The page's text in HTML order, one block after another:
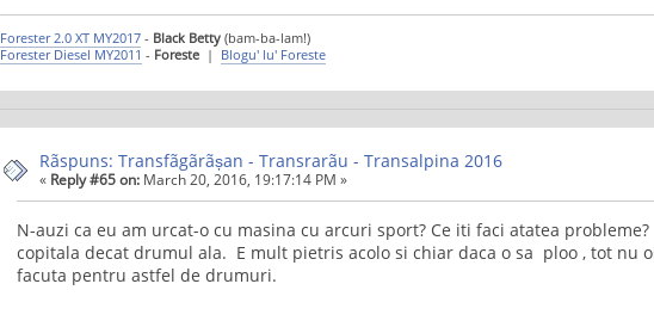
Forester 2.0 XT MY2017 - Black Betty (bam-ba-lam!)
Forester Diesel MY2011 - Foreste | Blogu' lu' Foreste
Rãspuns: Transfãgãrãșan - Transrarãu - Transalpina 2016
« Reply #65 on: March 20, 2016, 19:17:14 PM »
N-auzi ca eu am urcat-o cu masina cu arcuri sport? Ce iti faci atatea
copitala decat drumul ala. E mult pietris acolo si chiar daca o sa ploo , tot nu
facuta pentru astfel de drumuri.